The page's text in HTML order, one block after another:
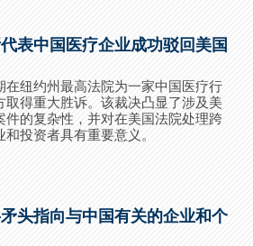
表中国医疗企业成功驳回美国
在纽约州最高法院为一家中国医疗行
取得重大胜诉。该裁决凸显了涉及美
件的复杂性，并对在美国法院处理跨
和投资者具有重要意义。
头指向与中国有关的企业和个